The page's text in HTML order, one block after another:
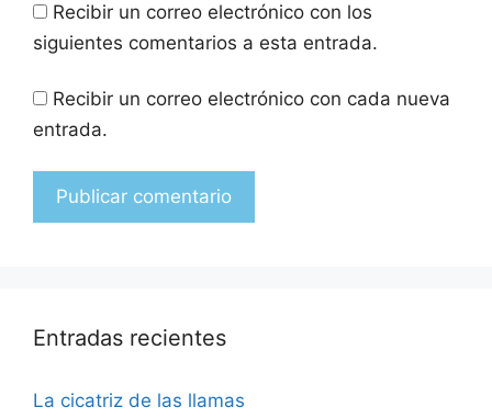
Recibir un correo electrónico con los
siguientes comentarios a esta entrada.
Recibir un correo electrónico con cada nueva
entrada.
Entradas recientes
La cicatriz de las llamas